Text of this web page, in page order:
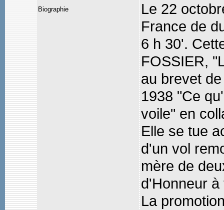
Biographie
Le 22
France de
6 h 30'.
FOSSIER,
au brevet
1938 "Ce
voile" en
Elle se tue
d'un vol
mère de
d'Honneur
La